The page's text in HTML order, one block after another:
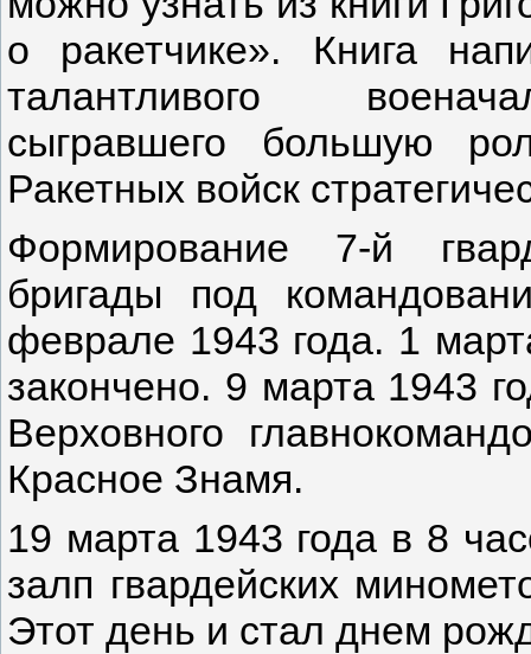
о ракетчике». Книга
талантливого
сыгравшего большую
Ракетных войск
Формирование 7-й
бригады под
феврале 1943 года. 1
закончено. 9 марта 1943
Верховного
Красное Знамя.
19 марта 1943 года в 8
залп гвардейских
Этот день и стал днем